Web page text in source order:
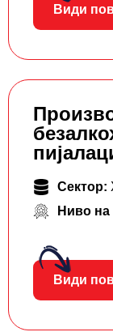
Види
Сектор:
Ниво на
Види